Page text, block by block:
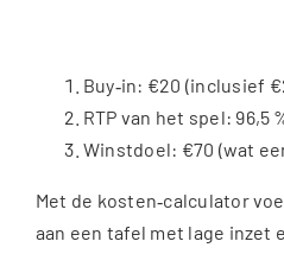
Buy‑in: €20 (inclusief
RTP van het spel: 96,5
Winstdoel: €70 (wat
Met de kosten‑calculator
aan een tafel met lage inzet